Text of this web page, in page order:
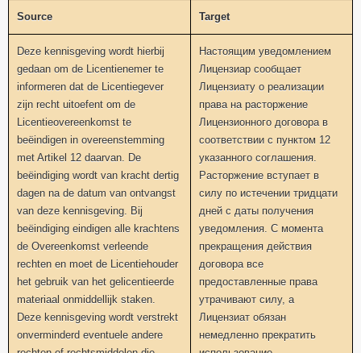
Source Target
Deze kennisgeving wordt hierbij
gedaan om de Licentienemer te
informeren dat de Licentiegever
zijn recht uitoefent om de
Licentieovereenkomst te
beëindigen in overeenstemming
met Artikel 12 daarvan. De
beëindiging wordt van kracht dertig
dagen na de datum van ontvangst
van deze kennisgeving. Bij
beëindiging eindigen alle krachtens
de Overeenkomst verleende
rechten en moet de Licentiehouder
het gebruik van het gelicentieerde
materiaal onmiddellijk staken.
Deze kennisgeving wordt verstrekt
onverminderd eventuele andere
Настоящим уведомлением
Лицензиар сообщает
Лицензиату о реализации
права на расторжение
Лицензионного договора в
соответствии с пунктом 12
указанного соглашения.
Расторжение вступает в
силу по истечении тридцати
дней с даты получения
уведомления. С момента
прекращения действия
договора все
предоставленные права
утрачивают силу, а
Лицензиат обязан
немедленно прекратить